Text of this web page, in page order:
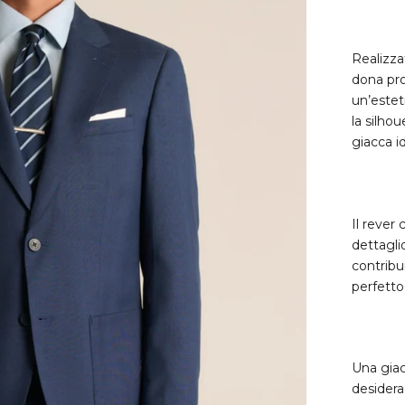
dona
la
giacca
Il rever
perfetto
Una